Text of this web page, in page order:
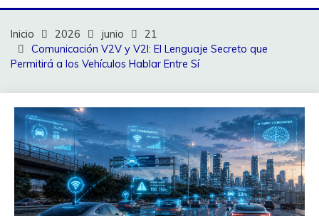
Inicio 2026 junio
21
Comunicación V2V y V2I: El Lenguaje Secreto que
Permitirá a los Vehículos Hablar Entre Sí